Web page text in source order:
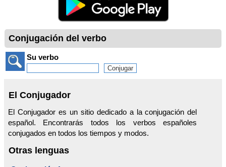
Conjugación del verbo
Su verbo
El Conjugador
El Conjugador es un sitio dedicado a la conjugación del
español. Encontrarás todos los verbos españoles
conjugados en todos los tiempos y modos.
Otras lenguas